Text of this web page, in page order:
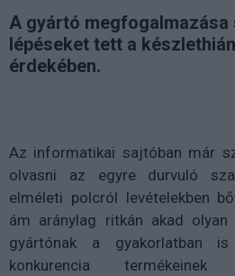
A gyártó
lépéseket tett a
érdekében.
Az informatikai sajtóban már
olvasni az egyre durvuló
elméleti polcról levételekben
ám aránylag ritkán akad
gyártónak a gyakorlatban
konkurencia